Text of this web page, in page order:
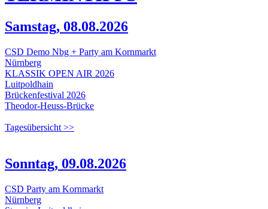
Samstag, 08.08.2026
CSD Demo Nbg + Party am Kornmarkt
Nürnberg
KLASSIK OPEN AIR 2026
Luitpoldhain
Brückenfestival 2026
Theodor-Heuss-Brücke
Tagesübersicht >>
Sonntag, 09.08.2026
CSD Party am Kornmarkt
Nürnberg